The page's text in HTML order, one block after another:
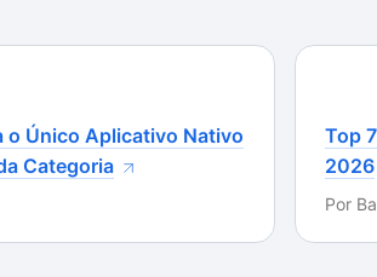
de plataforma clássicos, aqui é
do Mario com o Pikachu).
está procurando um game de luta
o Único Aplicativo Nativo
Categoria
Top
2026
Por